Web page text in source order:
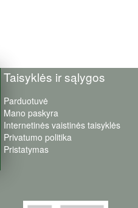
Taisyklės ir sąlygos
Parduotuvė
Mano paskyra
Internetinės vaistinės taisyklės
Privatumo politika
Pristatymas